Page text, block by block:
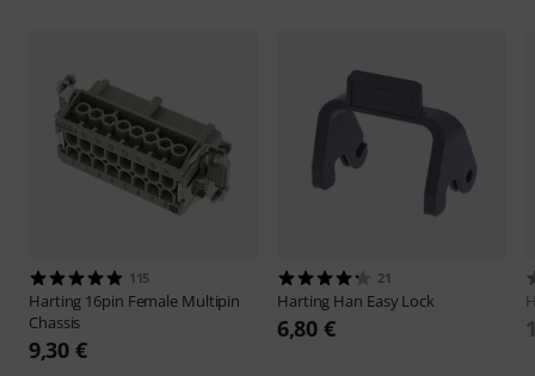
115
Harting 16pin Female Multipin
Chassis
9,30 €
21
Harting Han Easy Lock
6,80 €